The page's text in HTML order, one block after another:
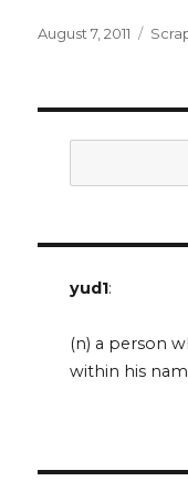
Posted
August 7, 2011
yud1:
(n) a person
within his